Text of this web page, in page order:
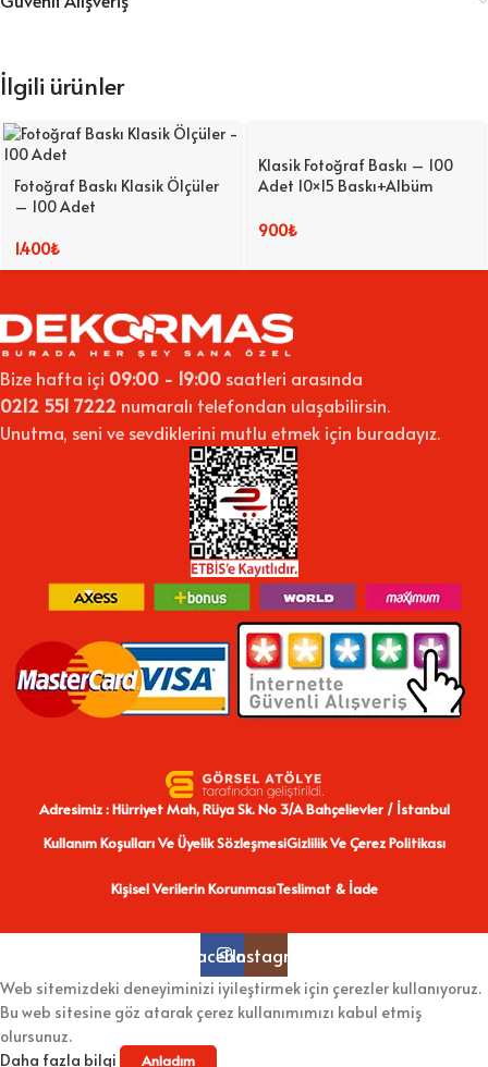
İlgili ürünler
Fotoğraf Baskı Klasik Ölçüler
– 100 Adet
1.400₺
Klasik Fotoğraf Baskı – 100
Adet 10×15 Baskı+Albüm
900₺
Bize hafta içi 09:00 - 19:00 saatleri arasında
0212 551 7222 numaralı telefondan ulaşabilirsin.
Unutma, seni ve sevdiklerini mutlu etmek için buradayız.
Adresimiz : Hürriyet Mah, Rüya Sk. No 3/A Bahçelievler / İstanbul
Kullanım Koşulları Ve Üyelik SözleşmesiGizlilik Ve Çerez Politikası
Kişisel Verilerin KorunmasıTeslimat & İade
FacebookInstagram
Web sitemizdeki deneyiminizi iyileştirmek için çerezler kullanıyoruz.
Bu web sitesine göz atarak çerez kullanımımızı kabul etmiş
olursunuz.
Daha fazla bilgi
Anladım